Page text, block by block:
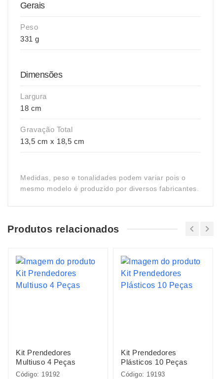
Gerais
Peso
331 g
Dimensões
Largura
18 cm
Gravação Total
13,5 cm x 18,5 cm
Medidas, peso e tonalidades podem variar pois o
mesmo modelo é produzido por diversos fabricantes.
Produtos relacionados
Kit Prendedores
Multiuso 4 Peças
Código: 19192
Kit Prendedores
Plásticos 10 Peças
Código: 19193